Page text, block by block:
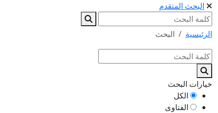
البحث المتقدم
الرئيسية البحث
خيارات البحث
الكل
الفتاوى